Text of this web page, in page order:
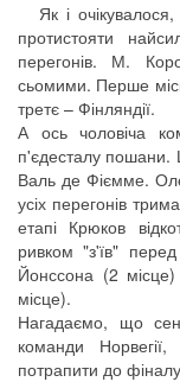
Як і
протистояти
перегонів. М.
сьомими. Перше
третє – Фінляндії.
А ось чоловіча
п'єдесталу пошани.
Валь де Фіємме.
усіх перегонів
етапі Крюков
ривком "з'їв"
Йонссона (2
місце).
Нагадаємо, що
команди
потрапити до